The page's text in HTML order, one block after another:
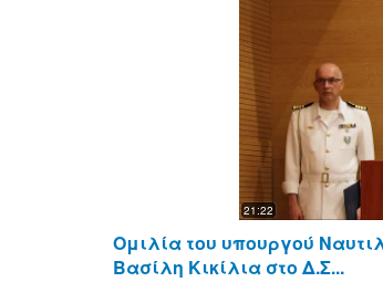
21:22
Ομιλία του υπουργού
Βασίλη Κικίλια στο Δ.Σ...